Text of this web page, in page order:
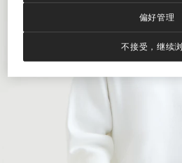
偏好管理
不接受，继续